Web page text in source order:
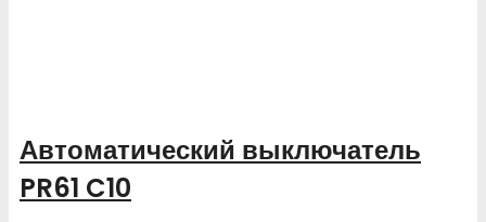
Автоматический выключатель
PR61 C10